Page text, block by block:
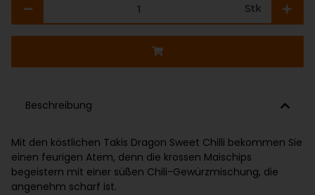
Stk
Beschreibung
Mit den köstlichen Takis Dragon Sweet Chilli bekommen Sie
einen feurigen Atem, denn die krossen Maischips
begeistern mit einer süßen Chili-Gewürzmischung, die
angenehm scharf ist.